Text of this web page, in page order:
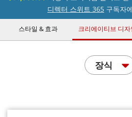
디렉터 스위트 365 구독자
스타일 & 효과 크리에이티브 디자
장식